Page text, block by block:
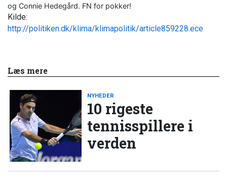
og Connie Hedegård. FN for pokker!
Kilde:
http://politiken.dk/klima/klimapolitik/article859228.ece
Læs mere
NYHEDER
10 rigeste
tennisspillere i
verden